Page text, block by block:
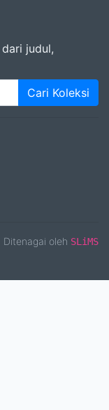
judul,
Cari Koleksi
Ditenagai oleh SLiMS